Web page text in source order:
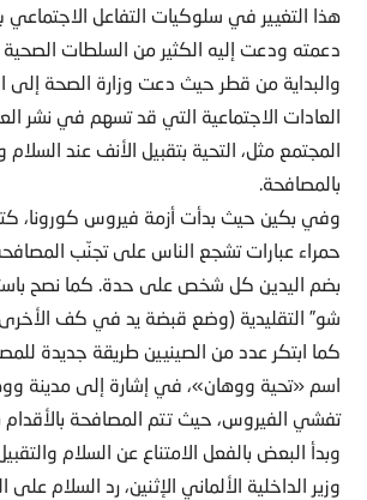
هذا التغيير في سلوكيات التفاعل
دعمته ودعت إليه الكثير من السلطات الصحية
والبداية من قطر حيث دعت وزارة الصحة إلى
العادات الاجتماعية التي قد تسهم في نشر
المجتمع مثل، التحية بتقبيل الأنف عند السلام
بالمصافحة.
وفي بكين حيث بدأت أزمة فيروس كورونا،
حمراء عبارات تشجع الناس على تجنّب
بضم اليدين كل شخص على حدة. كما نصح
شو” التقليدية (وضع قبضة يد في كف الأخرى)
كما ابتكر عدد من الصينيين طريقة جديدة
اسم «تحية ووهان»، في إشارة إلى مدينة
تفشي الفيروس، حيث تتم المصافحة بالأقدام
وبدأ البعض بالفعل الامتناع عن السلام
وزير الداخلية الألماني الإثنين، رد السلام على